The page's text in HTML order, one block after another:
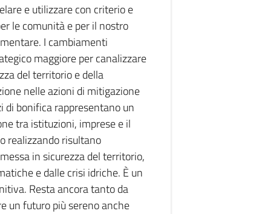
e utilizzare con criterio e
le comunità e per il nostro
I cambiamenti
maggiore per canalizzare
del territorio e della
nelle azioni di mitigazione
di bonifica rappresentano un
tra istituzioni, imprese e il
realizzando risultano
in sicurezza del territorio,
e dalle crisi idriche. È un
Resta ancora tanto da
un futuro più sereno anche